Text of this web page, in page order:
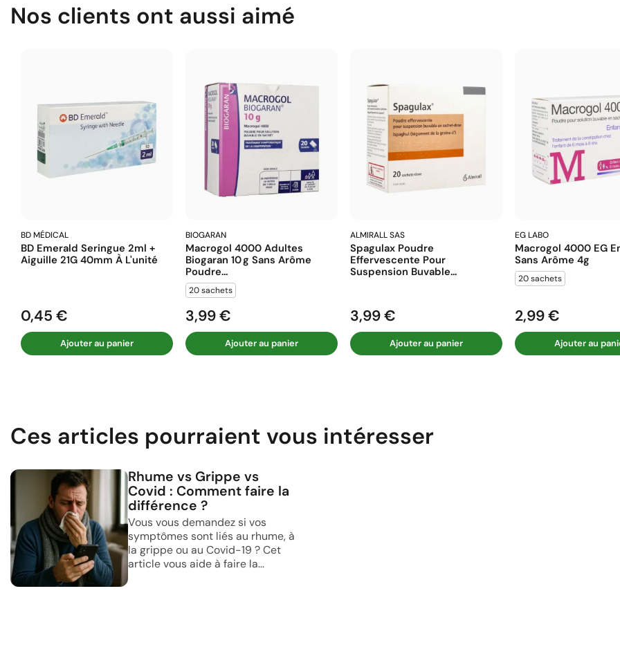
Nos clients ont aussi aimé
BD MÉDICAL
BD Emerald Seringue 2ml +
Aiguille 21G 40mm À L'unité
Prix
0,45 €
Ajouter au panier
BIOGARAN
Macrogol 4000 Adultes
Biogaran 10 G Sans Arôme
Poudre...
20 sachets
Prix
3,99 €
Ajouter au panier
ALMIRALL SAS
Spagulax Poudre
Effervescente Pour
Suspension Buvable...
Prix
3,99 €
Ajouter au panier
EG LABO
Macrogol 4000 EG
Sans Arôme 4g
20 sachets
Prix
2,99 €
Ajouter au
Ces articles pourraient vous intéresser
Rhume vs Grippe vs
Covid : Comment faire la
différence ?
Vous vous demandez si vos
symptômes sont liés au rhume, à
la grippe ou au Covid-19 ? Cet
article vous aide à faire la...